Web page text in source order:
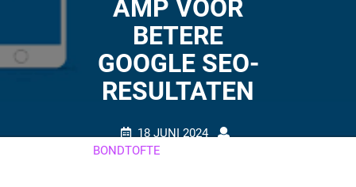
AMP VOOR
BETERE
GOOGLE SEO-
RESULTATEN
18 JUNI 2024
BONDTOFTE